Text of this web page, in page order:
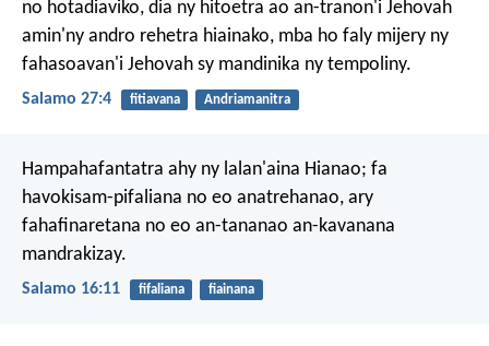
no hotadiaviko, dia ny hitoetra ao an-tranon'i Jehovah
amin'ny andro rehetra hiainako, mba ho faly mijery ny
fahasoavan'i Jehovah sy mandinika ny tempoliny.
Salamo 27:4 fitiavana Andriamanitra
Hampahafantatra ahy ny lalan'aina Hianao; fa
havokisam-pifaliana no eo anatrehanao, ary
fahafinaretana no eo an-tananao an-kavanana
mandrakizay.
Salamo 16:11 fifaliana fiainana